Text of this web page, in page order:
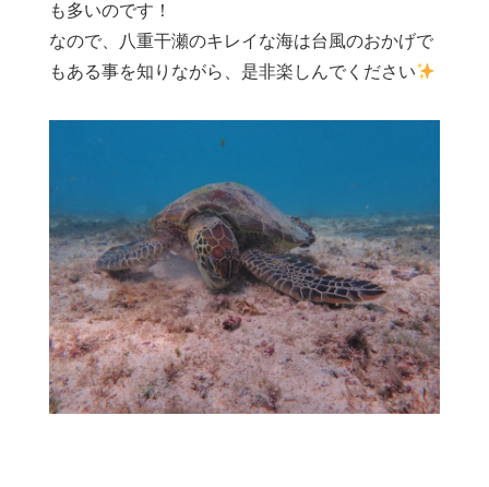
も多いのです！
なので、八重干瀬のキレイな海は台風のおかげで
もある事を知りながら、是非楽しんでください